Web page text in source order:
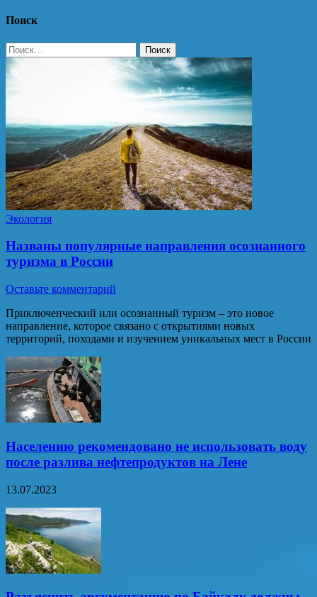
Поиск
Найти:
Экология
Названы популярные направления осознанного
туризма в России
Оставьте комментарий
Приключенческий или осознанный туризм – это новое
направление, которое связано с открытиями новых
территорий, походами и изучением уникальных мест в России
Населению рекомендовано не использовать воду
после разлива нефтепродуктов на Лене
13.07.2023